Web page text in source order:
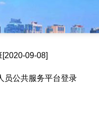
09-08]
员公共服务平台登录